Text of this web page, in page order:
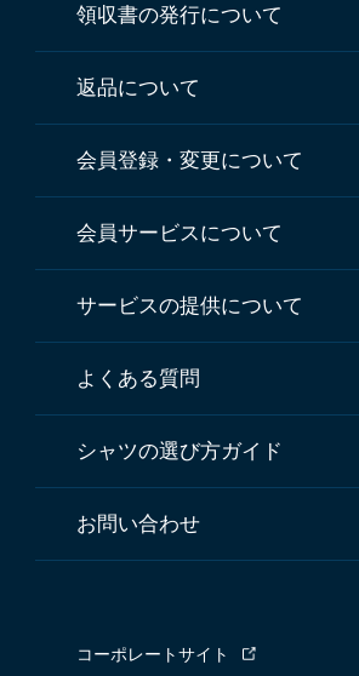
領収書の発行について
返品について
会員登録・変更について
会員サービスについて
サービスの提供について
よくある質問
シャツの選び方ガイド
お問い合わせ
コーポレートサイト